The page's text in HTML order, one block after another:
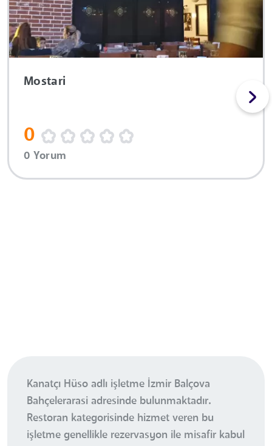
Mostari
0
0 Yorum
Kanatçı Hüso adlı işletme İzmir Balçova
Bahçelerarasi adresinde bulunmaktadır.
Restoran kategorisinde hizmet veren bu
işletme genellikle rezervasyon ile misafir kabul